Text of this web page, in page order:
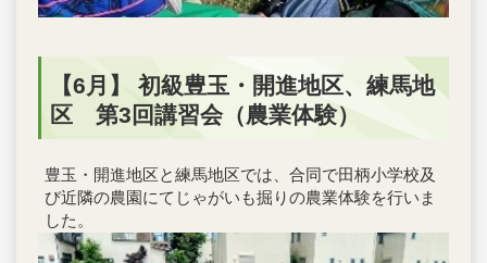
【6月】 初級豊玉・開進地区、練馬地
区 第3回講習会（農業体験）
豊玉・開進地区と練馬地区では、合同で田柄小学校及
び近隣の農園にてじゃがいも掘りの農業体験を行いま
した。